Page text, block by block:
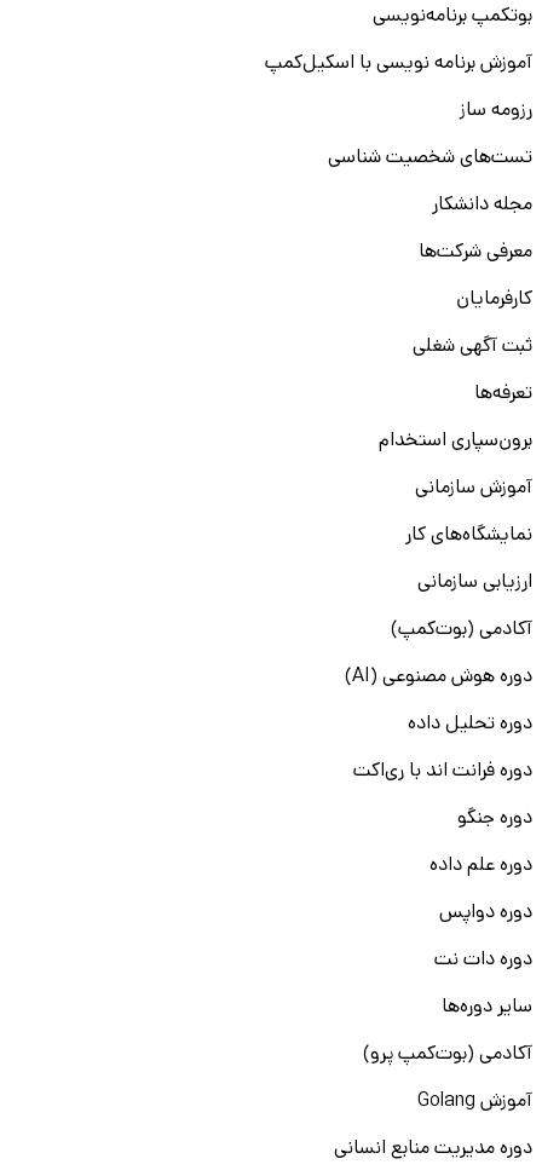
بوتکمپ برنامه‌نویسی
آموزش برنامه نویسی با اسکیل‌کمپ
رزومه ساز
تست‌های شخصیت شناسی
مجله دانشکار
معرفی شرکت‌ها
کارفرمایان
ثبت آگهی شغلی
تعرفه‌ها
برون‌سپاری استخدام
آموزش سازمانی
نمایشگاه‌های کار
ارزیابی سازمانی
آکادمی (بوت‌کمپ)
دوره هوش مصنوعی (AI)
دوره تحلیل داده
دوره فرانت اند با ری‌اکت
دوره جنگو
دوره علم داده
دوره دواپس
دوره دات نت
سایر دوره‌ها
آکادمی (بوت‌کمپ پرو)
آموزش Golang
دوره مدیریت منابع انسانی